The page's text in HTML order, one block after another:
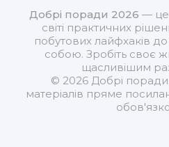
Добрі поради 2026 — це
світі практичних
побутових лайфхаків
собою. Зробіть своє
щасливішим
© 2026 Добрі
матеріалів пряме